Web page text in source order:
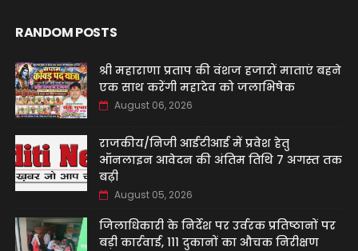
RANDOM POSTS
श्री महाराणा प्रताप की वंशज हजारों माताएं बहने
एक साथ करेंगी महादेव को जलाभिषेक
August 06, 2026
राजकीय/निजी आईटीआई में प्रवेश हेतु
ऑनलाइन आवेदन की अंतिम तिथि 7 अगस्त तक
बढ़ी
August 05, 2026
जिलाधिकारी के निर्देश पर उर्वरक प्रतिष्ठानों पर
बड़ी कार्रवाई, 111 दुकानों का औचक निरीक्षण